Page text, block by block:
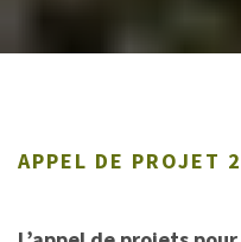
APPEL DE PROJET